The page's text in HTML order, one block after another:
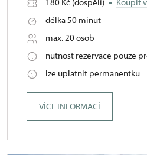
délka 50 minut
max. 20 osob
nutnost rezervace pouze
lze uplatnit permanentku
VÍCE INFORMACÍ